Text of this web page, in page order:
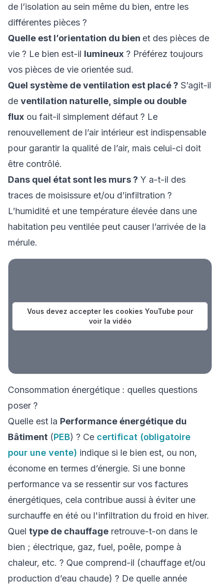
de l’isolation au sein même du bien, entre les
différentes pièces ?
Quelle est l’orientation du bien et des pièces de
vie ? Le bien est-il lumineux ? Préférez toujours
vos pièces de vie orientée sud.
Quel système de ventilation est placé ? S’agit-il
de ventilation naturelle, simple ou double
flux ou fait-il simplement défaut ? Le
renouvellement de l’air intérieur est indispensable
pour garantir la qualité de l’air, mais celui-ci doit
être contrôlé.
Dans quel état sont les murs ? Y a-t-il des
traces de moisissure et/ou d’infiltration ?
L’humidité et une température élevée dans une
habitation peu ventilée peut causer l’arrivée de la
mérule.
Vous devez accepter les cookies YouTube pour
voir la vidéo
Consommation énergétique : quelles questions
poser ?
Quelle est la Performance énergétique du
Bâtiment (PEB) ? Ce certificat (obligatoire
pour une vente) indique si le bien est, ou non,
économe en termes d’énergie. Si une bonne
performance va se ressentir sur vos factures
énergétiques, cela contribue aussi à éviter une
surchauffe en été ou l'infiltration du froid en hiver.
Quel type de chauffage retrouve-t-on dans le
bien ; électrique, gaz, fuel, poêle, pompe à
chaleur, etc. ? Que comprend-il (chauffage et/ou
production d’eau chaude) ? De quelle année